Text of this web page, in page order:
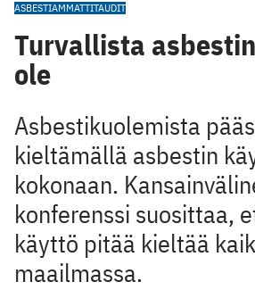
ASBESTIAMMATTITAUDIT
Turvallista
ole
Asbestikuolemista
kieltämällä asbestin
kokonaan.
konferenssi suosittaa,
käyttö pitää kieltää
maailmassa.